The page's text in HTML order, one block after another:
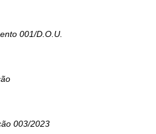
001/D.O.U.
003/2023